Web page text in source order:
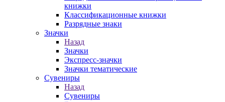
книжки
Классификационные книжки
Разрядные знаки
Значки
Назад
Значки
Экспресс-значки
Значки тематические
Сувениры
Назад
Сувениры